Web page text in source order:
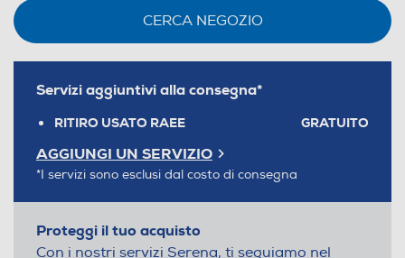
CERCA NEGOZIO
Servizi aggiuntivi alla consegna*
RITIRO USATO RAEE GRATUITO
AGGIUNGI UN SERVIZIO
*I servizi sono esclusi dal costo di consegna
Proteggi il tuo acquisto
Con i nostri servizi Serena, ti seguiamo nel